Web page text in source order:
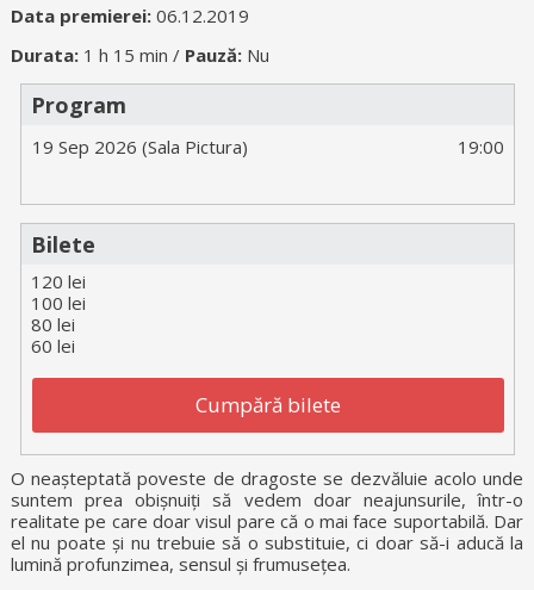
Data premierei: 06.12.2019
Durata: 1 h 15 min / Pauză: Nu
Program
19 Sep 2026 (Sala Pictura) 19:00
Bilete
120 lei
100 lei
80 lei
60 lei
Cumpără bilete
O neașteptată poveste de dragoste se dezvăluie acolo unde
suntem prea obișnuiți să vedem doar neajunsurile, într-o
realitate pe care doar visul pare că o mai face suportabilă. Dar
el nu poate și nu trebuie să o substituie, ci doar să-i aducă la
lumină profunzimea, sensul și frumusețea.